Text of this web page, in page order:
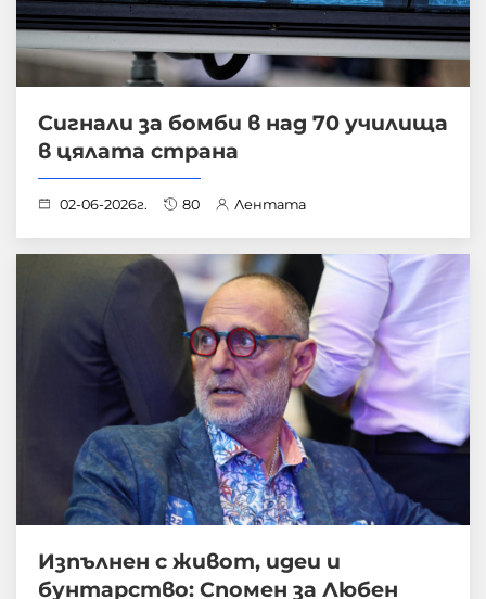
Сигнали за бомби в над 70 училища
в цялата страна
02-06-2026г. 80 Лентата
Изпълнен с живот, идеи и
бунтарство: Спомен за Любен